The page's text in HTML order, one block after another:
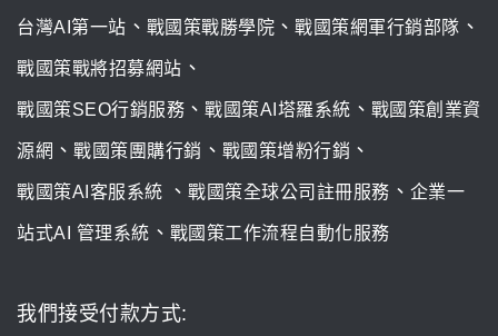
台灣AI第一站 、 戰國策戰勝學院 、 戰國策網軍行銷部隊 、
戰國策戰將招募網站 、
戰國策SEO行銷服務 、 戰國策AI塔羅系統 、 戰國策創業資
源網 、 戰國策團購行銷 、 戰國策增粉行銷 、
戰國策AI客服系統 、 戰國策全球公司註冊服務 、 企業一
站式AI 管理系統 、 戰國策工作流程自動化服務
我們接受付款方式: